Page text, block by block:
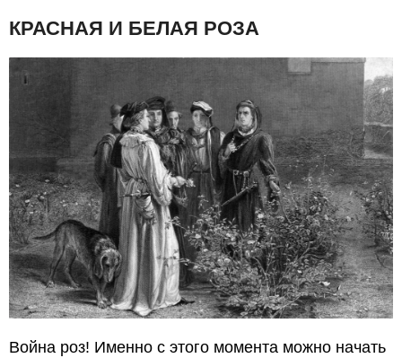
КРАСНАЯ И БЕЛАЯ РОЗА
Война роз! Именно с этого момента можно начать